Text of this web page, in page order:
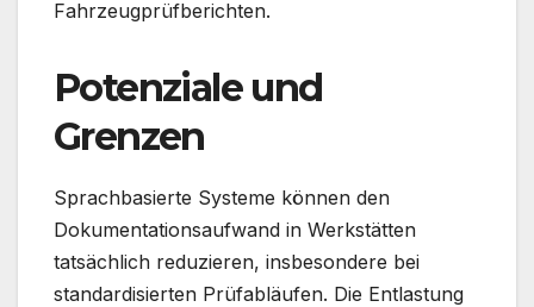
Fahrzeugprüfberichten.
Potenziale und
Grenzen
Sprachbasierte Systeme können den
Dokumentationsaufwand in Werkstätten
tatsächlich reduzieren, insbesondere bei
standardisierten Prüfabläufen. Die Entlastung